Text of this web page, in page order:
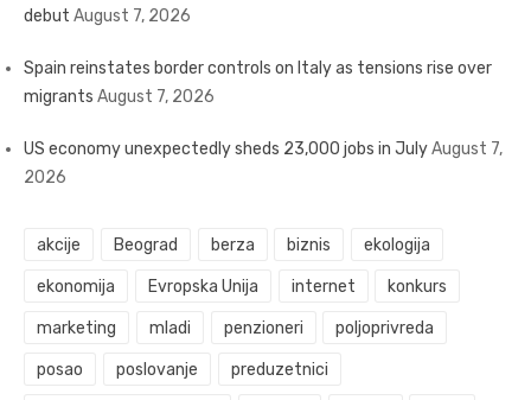
debut August 7, 2026
Spain reinstates border controls on Italy as tensions rise over
migrants August 7, 2026
US economy unexpectedly sheds 23,000 jobs in JulyAugust 7,
2026
akcije Beograd berza biznis ekologija
ekonomija Evropska Unija internet konkurs
marketing mladi penzioneri poljoprivreda
posao poslovanje preduzetnici